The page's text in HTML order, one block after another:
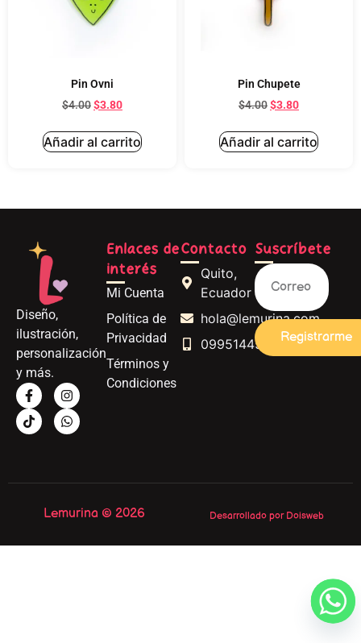
Pin Ovni
$4.00$3.80
Añadir al carrito
Pin Chupete
$4.00$3.80
Añadir al carrito
Diseño,
ilustración,
personalización
y más.
Enlaces de
interés
Mi Cuenta
Política de
Privacidad
Términos y
Condiciones
Contacto
Quito,
Ecuador
hola@lemurina.com
0995144562
Suscríbete
Registrarme
Lemurina © 2026 Desarrollado por Doisweb